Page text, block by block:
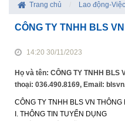
Trang chủ Lao động-
CÔNG TY TNHH BLS VN
14:20 30/11/2023
Họ và tên: CÔNG TY TNHH
thoại: 036.490.8169, Email:
CÔNG TY TNHH BLS VN THÔNG
I. THÔNG TIN TUYỂN DỤNG